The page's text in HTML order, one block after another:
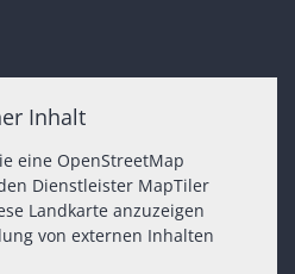
Inhalt
eine OpenStreetMap
Dienstleister MapTiler
Landkarte anzuzeigen
von externen Inhalten